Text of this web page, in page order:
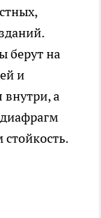
берут на
и
внутри, а